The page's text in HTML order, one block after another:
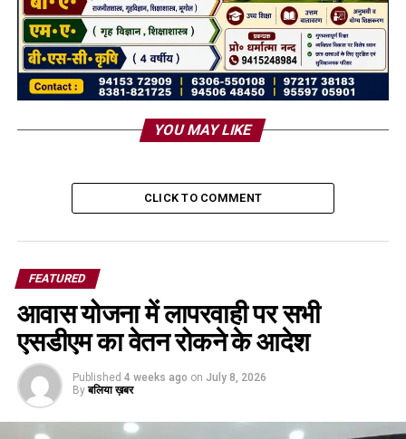
YOU MAY LIKE
CLICK TO COMMENT
FEATURED
आवास योजना में लापरवाही पर सभी
एसडीएम का वेतन रोकने के आदेश
Published 4 weeks ago on July 8, 2026
By बलिया ख़बर